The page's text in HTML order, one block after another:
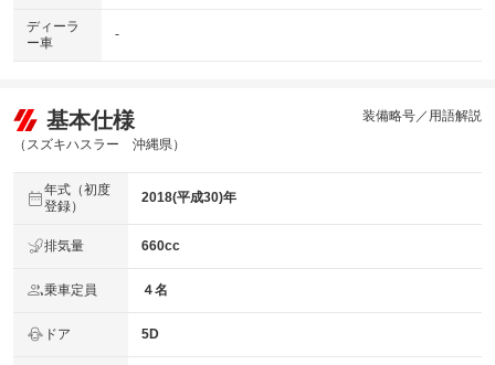
ディーラ
ー車
-
基本仕様
（スズキハスラー 沖縄県）
装備略号／用語解説
年式（初度
登録）
2018(平成30)年
排気量 660cc
乗車定員 ４名
ドア 5D